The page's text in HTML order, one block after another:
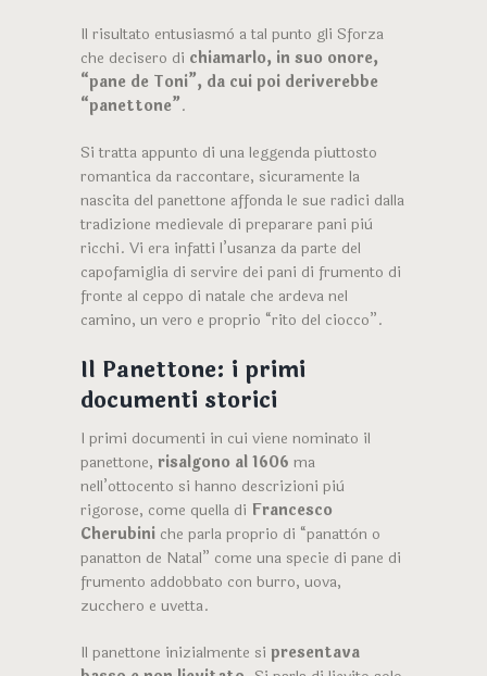
Il risultato entusiasmò a tal punto gli Sforza
che decisero di chiamarlo, in suo onore,
“pane de Toni”, da cui poi deriverebbe
“panettone”.
Si tratta appunto di una leggenda piuttosto
romantica da raccontare, sicuramente la
nascita del panettone affonda le sue radici dalla
tradizione medievale di preparare pani più
ricchi. Vi era infatti l’usanza da parte del
capofamiglia di servire dei pani di frumento di
fronte al ceppo di natale che ardeva nel
camino, un vero e proprio “rito del ciocco”.
Il Panettone: i primi
documenti storici
I primi documenti in cui viene nominato il
panettone, risalgono al 1606 ma
nell’ottocento si hanno descrizioni più
rigorose, come quella di Francesco
Cherubini che parla proprio di “panattòn o
panatton de Natal” come una specie di pane di
frumento addobbato con burro, uova,
zucchero e uvetta.
Il panettone inizialmente si presentava